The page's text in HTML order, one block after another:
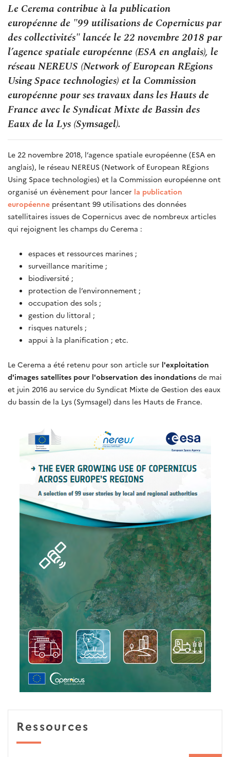
Le Cerema contribue à la publication
européenne de "99 utilisations de Copernicus par
des collectivités" lancée le 22 novembre 2018 par
l’agence spatiale européenne (ESA en anglais), le
réseau NEREUS (Network of European REgions
Using Space technologies) et la Commission
européenne pour ses travaux dans les Hauts de
France avec le Syndicat Mixte de Bassin des
Eaux de la Lys (Symsagel).
Le 22 novembre 2018, l’agence spatiale européenne (ESA en
anglais), le réseau NEREUS (Network of European REgions
Using Space technologies) et la Commission européenne ont
organisé un évènement pour lancer la publication
européenne présentant 99 utilisations des données
satellitaires issues de Copernicus avec de nombreux articles
qui rejoignent les champs du Cerema :
espaces et ressources marines ;
surveillance maritime ;
biodiversité ;
protection de l’environnement ;
occupation des sols ;
gestion du littoral ;
risques naturels ;
appui à la planification ; etc.
Le Cerema a été retenu pour son article sur l'exploitation
d'images satellites pour l'observation des inondations de mai
et juin 2016 au service du Syndicat Mixte de Gestion des eaux
du bassin de la Lys (Symsagel) dans les Hauts de France.
Ressources